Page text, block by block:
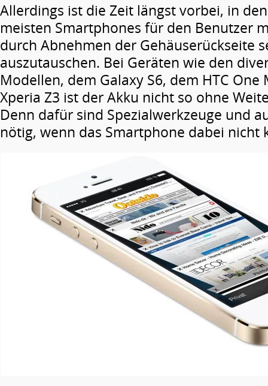
Allerdings ist die Zeit längst vorbei, in
meisten Smartphones für den Benutzer
durch Abnehmen der Gehäuserückseite
auszutauschen. Bei Geräten wie den
Modellen, dem Galaxy S6, dem HTC One
Xperia Z3 ist der Akku nicht so ohne
Denn dafür sind Spezialwerkzeuge und
nötig, wenn das Smartphone dabei nicht